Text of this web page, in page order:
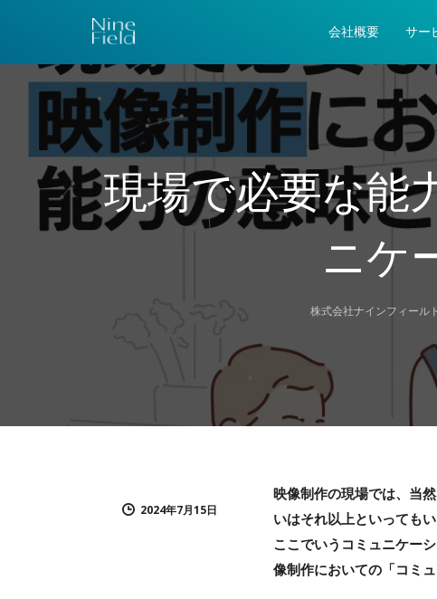
会社概要 サー
現場で必要な能
ニケ
株式会社ナインフィール
2024年7月15日
映像制作の現場では、当
いはそれ以上といっても
ここでいうコミュニケー
像制作においての「コミ